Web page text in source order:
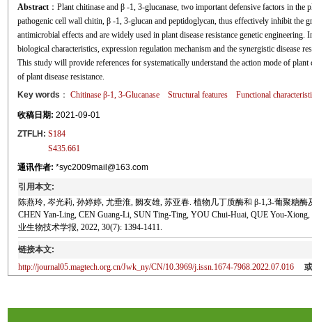
Abstract：Plant chitinase and β -1, 3-glucanase, two important defensive factors in the
pathogenic cell wall chitin, β -1, 3-glucan and peptidoglycan, thus effectively inhibit the
antimicrobial effects and are widely used in plant disease resistance genetic
biological characteristics, expression regulation mechanism and the synergistic disease
This study will provide references for systematically understand the action mode of
of plant disease resistance.
Key words ： Chitinase β-1, 3-Glucanase Structural features Functional
收稿日期: 2021-09-01
ZTFLH: S184
S435.661
通讯作者: *syc2009mail@163.com
引用本文:
陈燕玲, 岑光莉, 孙婷婷, 尤垂淮, 阙友雄, 苏亚春. 植物几丁质酶和 β-1,3-葡聚糖
CHEN Yan-Ling, CEN Guang-Li, SUN Ting-Ting, YOU Chui-Huai, QUE You-Xiong,
业生物技术学报, 2022, 30(7): 1394-1411.
链接本文:
http://journal05.magtech.org.cn/Jwk_ny/CN/10.3969/j.issn.1674-7968.2022.07.016